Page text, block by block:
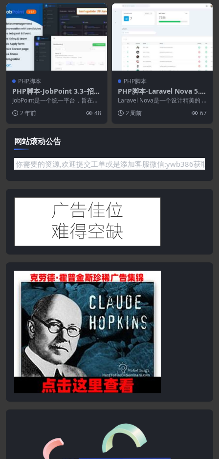
PHP脚本
PHP脚本-JobPoint 3.3–招聘
管理系统
JobPoint是一个统一平台，旨在帮
助求职者、代理商和雇主通过协作
更有效地管理...
2 年前 48
PHP脚本
PHP脚本-Laravel Nova 5.9.
5-设计精美的Laravel管理面
板
Laravel Nova是一个设计精美的 L
aravel 管理面板。Nova 由...
2 周前 67
网站滚动公告
要的资源,欢迎提交工单或是添加客服微信:ywb386获取帮助！